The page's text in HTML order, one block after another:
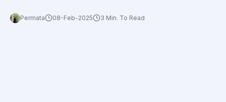
Fakta Menariknya!
Permata 08-Feb-2025 3 Min. To Read